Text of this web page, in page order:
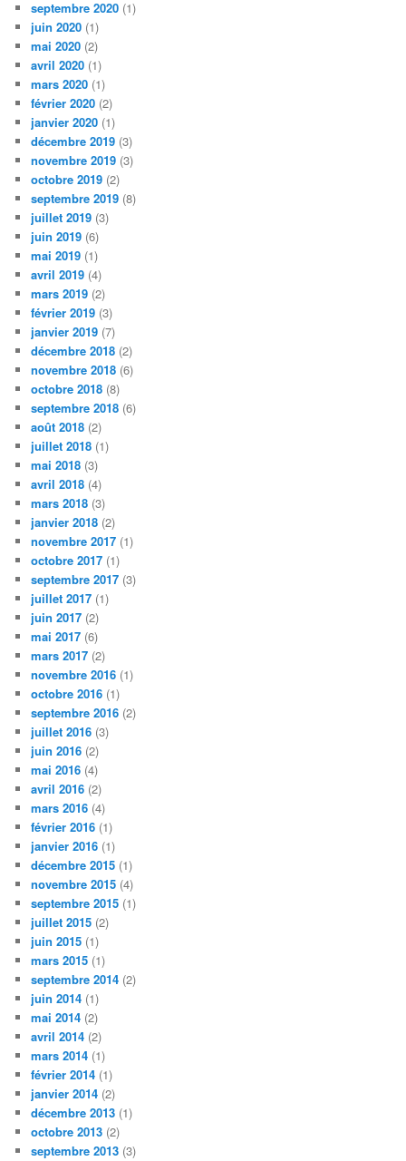
septembre 2020 (1)
juin 2020 (1)
mai 2020 (2)
avril 2020 (1)
mars 2020 (1)
février 2020 (2)
janvier 2020 (1)
décembre 2019 (3)
novembre 2019 (3)
octobre 2019 (2)
septembre 2019 (8)
juillet 2019 (3)
juin 2019 (6)
mai 2019 (1)
avril 2019 (4)
mars 2019 (2)
février 2019 (3)
janvier 2019 (7)
décembre 2018 (2)
novembre 2018 (6)
octobre 2018 (8)
septembre 2018 (6)
août 2018 (2)
juillet 2018 (1)
mai 2018 (3)
avril 2018 (4)
mars 2018 (3)
janvier 2018 (2)
novembre 2017 (1)
octobre 2017 (1)
septembre 2017 (3)
juillet 2017 (1)
juin 2017 (2)
mai 2017 (6)
mars 2017 (2)
novembre 2016 (1)
octobre 2016 (1)
septembre 2016 (2)
juillet 2016 (3)
juin 2016 (2)
mai 2016 (4)
avril 2016 (2)
mars 2016 (4)
février 2016 (1)
janvier 2016 (1)
décembre 2015 (1)
novembre 2015 (4)
septembre 2015 (1)
juillet 2015 (2)
juin 2015 (1)
mars 2015 (1)
septembre 2014 (2)
juin 2014 (1)
mai 2014 (2)
avril 2014 (2)
mars 2014 (1)
février 2014 (1)
janvier 2014 (2)
décembre 2013 (1)
octobre 2013 (2)
septembre 2013 (3)